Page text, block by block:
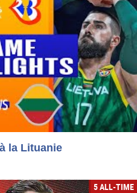
la Lituanie
5 ALL-TIME